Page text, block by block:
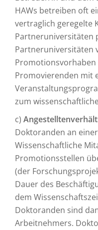
HAWs betreiben oft
vertraglich geregelte
Partneruniversitäten
Partneruniversitäten
Promovierenden mit
zum
c)
Doktoranden an
Wissenschaftliche
Promotionsstellen
(der
Dauer des
dem
Doktoranden sind
Arbeitnehmers.